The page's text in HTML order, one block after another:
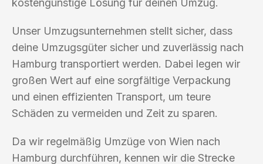
kostengünstige Lösung für deinen Umzug.
Unser Umzugsunternehmen stellt sicher, dass
deine Umzugsgüter sicher und zuverlässig nach
Hamburg transportiert werden. Dabei legen wir
großen Wert auf eine sorgfältige Verpackung
und einen effizienten Transport, um teure
Schäden zu vermeiden und Zeit zu sparen.
Da wir regelmäßig Umzüge von Wien nach
Hamburg durchführen, kennen wir die Strecke